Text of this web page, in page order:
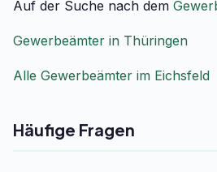
Auf der Suche nach dem
Gewerbeämter in Thüringen
Alle Gewerbeämter im Eichsfeld
Häufige Fragen